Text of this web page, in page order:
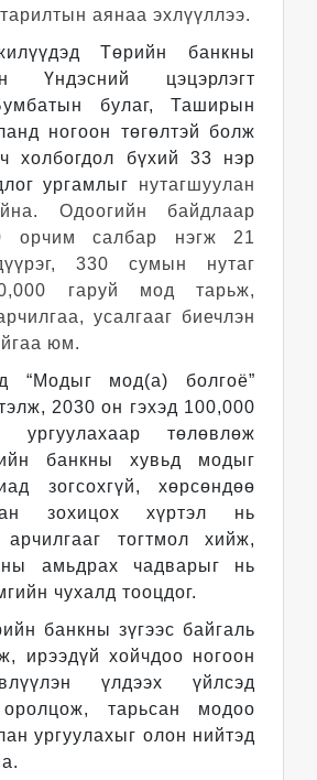
аянаа эхлүүллээ.
Төрийн банкны
Үндэсний цэцэрлэгт
булаг, Таширын
ногоон төгөлтэй болж
холбогдол бүхий 33 нэр
ургамлыг нутагшуулан
Одоогийн байдлаар
орчим салбар нэгж 21
330 сумын нутаг
гаруй мод тарьж,
усалгааг биечлэн
юм.
“Модыг мод(а) болгоё”
2030 он гэхэд 100,000
төлөвлөж
банкны хувьд модыг
зогсохгүй, хөрсөндөө
зохицох хүртэл нь
арчилгааг тогтмол хийж,
амьдрах чадварыг нь
чухалд тооцдог.
банкны зүгээс байгаль
ирээдүй хойчдоо ногоон
үлдээх үйлсэд
тарьсан модоо
ургуулахыг олон нийтэд